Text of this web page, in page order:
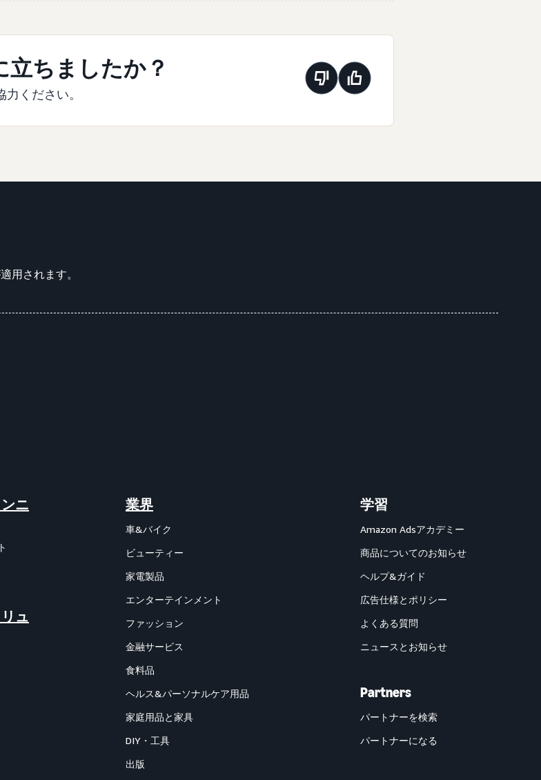
ちましたか？
ください。
用されます。
ニ
ュ
業界
車&バイク
ビューティー
家電製品
エンターテインメント
ファッション
金融サービス
食料品
ヘルス&パーソナルケア用品
家庭用品と家具
DIY・工具
出版
学習
Amazon Adsアカデミー
商品についてのお知らせ
ヘルプ&ガイド
広告仕様とポリシー
よくある質問
ニュースとお知らせ
Partners
パートナーを検索
パートナーになる